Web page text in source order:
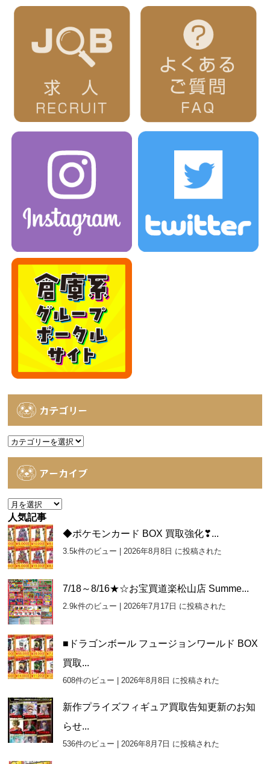
カテゴリー
カ
アーカイブ
ア
ー
カ
イ
ブ
人気記事
◆ポケモンカード BOX 買取強化❣...
3.5k件のビュー | 2026年8月8日 に投稿された
7/18～8/16★☆お宝買道楽松山店 Summe...
2.9k件のビュー | 2026年7月17日 に投稿された
■ドラゴンボール フュージョンワールド BOX
買取...
608件のビュー | 2026年8月8日 に投稿された
新作プライズフィギュア買取告知更新のお知
らせ...
536件のビュー | 2026年8月7日 に投稿された